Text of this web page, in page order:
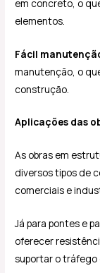
em concreto, o
elementos.
Fácil
manutenção, o
construção.
Aplicações das
As obras em
diversos tipos de
comerciais e
Já para pontes e
oferecer
suportar o tráfego